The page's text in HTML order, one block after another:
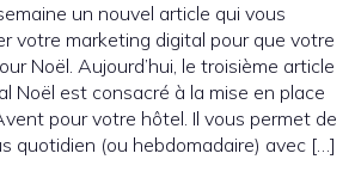
un nouvel article qui vous
votre marketing digital pour que votre
Noël. Aujourd’hui, le troisième article
Noël est consacré à la mise en place
pour votre hôtel. Il vous permet de
quotidien (ou hebdomadaire) avec […]